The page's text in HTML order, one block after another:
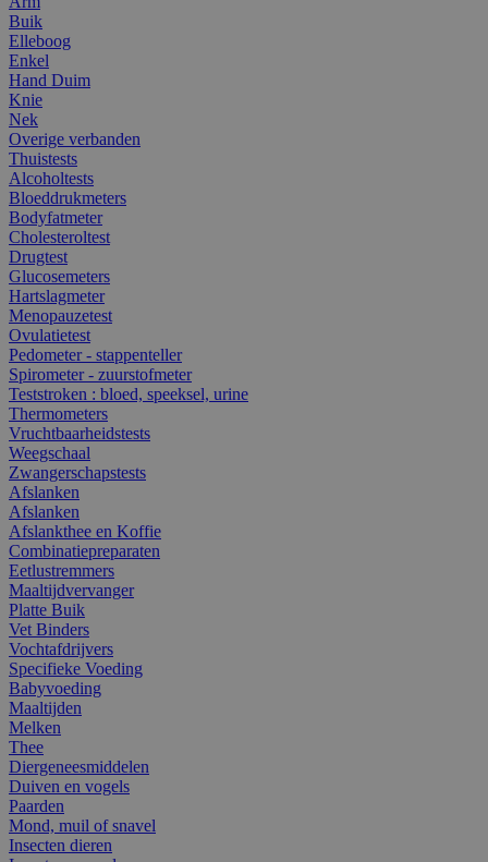
Buik
Elleboog
Enkel
Hand Duim
Knie
Nek
Overige verbanden
Thuistests
Alcoholtests
Bloeddrukmeters
Bodyfatmeter
Cholesteroltest
Drugtest
Glucosemeters
Hartslagmeter
Menopauzetest
Ovulatietest
Pedometer - stappenteller
Spirometer - zuurstofmeter
Teststroken : bloed, speeksel, urine
Thermometers
Vruchtbaarheidstests
Weegschaal
Zwangerschapstests
Afslanken
Afslanken
Afslankthee en Koffie
Combinatiepreparaten
Eetlustremmers
Maaltijdvervanger
Platte Buik
Vet Binders
Vochtafdrijvers
Specifieke Voeding
Babyvoeding
Maaltijden
Melken
Thee
Diergeneesmiddelen
Duiven en vogels
Paarden
Mond, muil of snavel
Insecten dieren